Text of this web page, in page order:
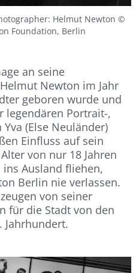
Helmut Newton ©
Foundation, Berlin
an seine
Newton im Jahr
geboren wurde und
legendären Portrait-,
(Else Neuländer)
Einfluss auf sein
von nur 18 Jahren
Ausland fliehen,
Berlin nie verlassen.
von seiner
für die Stadt von den
Jahrhundert.